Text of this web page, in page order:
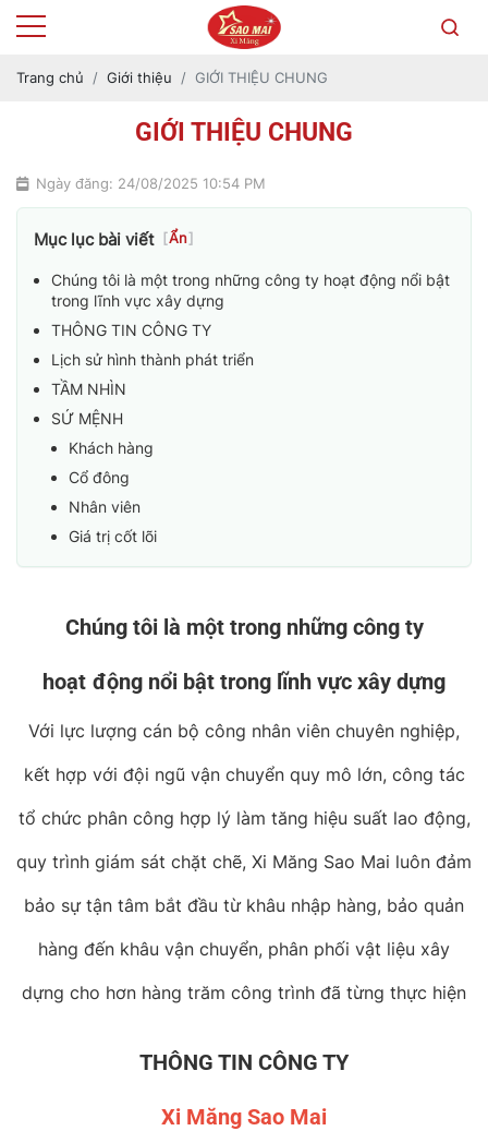
Trang chủ Giới thiệu GIỚI THIỆU CHUNG
GIỚI THIỆU CHUNG
Ngày đăng: 24/08/2025 10:54 PM
Mục lục bài viết [Ẩn]
Chúng tôi là một trong những công ty hoạt động nổi bật
trong lĩnh vực xây dựng
THÔNG TIN CÔNG TY
Lịch sử hình thành phát triển
TẦM NHÌN
SỨ MỆNH
Khách hàng
Cổ đông
Nhân viên
Giá trị cốt lõi
Chúng tôi là một trong những công ty
hoạt động nổi bật trong lĩnh vực xây dựng
Với lực lượng cán bộ công nhân viên chuyên nghiệp,
kết hợp với đội ngũ vận chuyển quy mô lớn, công tác
tổ chức phân công hợp lý làm tăng hiệu suất lao động,
quy trình giám sát chặt chẽ, Xi Măng Sao Mai luôn đảm
bảo sự tận tâm bắt đầu từ khâu nhập hàng, bảo quản
hàng đến khâu vận chuyển, phân phối vật liệu xây
dựng cho hơn hàng trăm công trình đã từng thực hiện
THÔNG TIN CÔNG TY
Xi Măng Sao Mai